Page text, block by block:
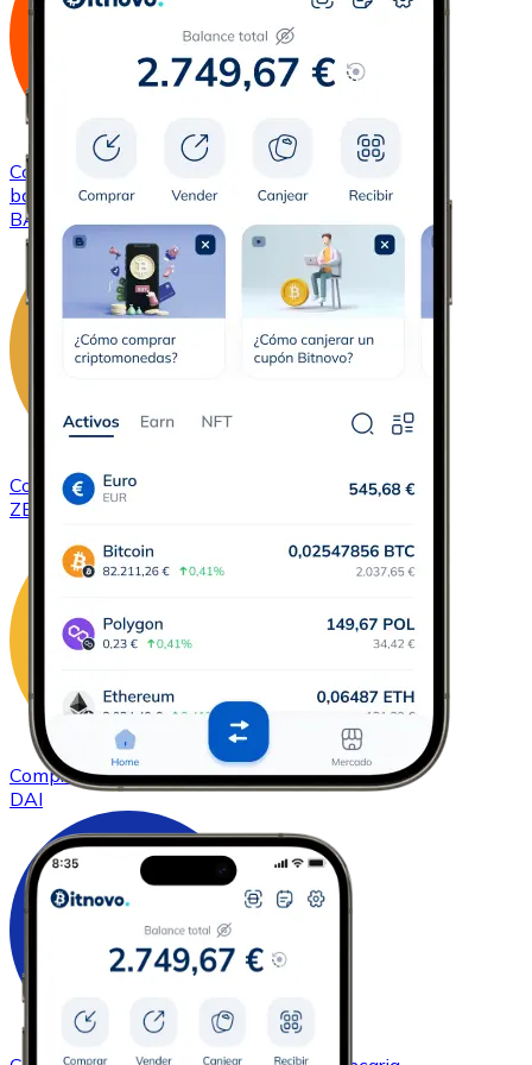
Comprar
bancaria
BAT
ComprarZCash
con transferencia bancaria
ZEC
ComprarDAIcon transferencia bancaria
DAI